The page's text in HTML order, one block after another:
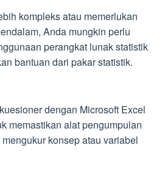
kompleks atau memerlukan
Anda mungkin perlu
perangkat lunak statistik
bantuan dari pakar statistik.
dengan Microsoft Excel
memastikan alat pengumpulan
konsep atau variabel